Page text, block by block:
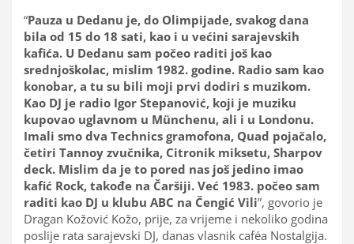
“Pauza u Dedanu je, do Olimpijade, svakog dana
bila od 15 do 18 sati, kao i u većini sarajevskih
kafića. U Dedanu sam počeo raditi još kao
srednjoškolac, mislim 1982. godine. Radio sam kao
konobar, a tu su bili moji prvi dodiri s muzikom.
Kao DJ je radio Igor Stepanović, koji je muziku
kupovao uglavnom u Münchenu, ali i u Londonu.
Imali smo dva Technics gramofona, Quad pojačalo,
četiri Tannoy zvučnika, Citronik miksetu, Sharpov
deck. Mislim da je to pored nas još jedino imao
kafić Rock, takođe na Čaršiji. Već 1983. počeo sam
raditi kao DJ u klubu ABC na Čengić Vili”, govorio je
Dragan Kožović Kožo, prije, za vrijeme i nekoliko godina
poslije rata sarajevski DJ, danas vlasnik caféa Nostalgija.